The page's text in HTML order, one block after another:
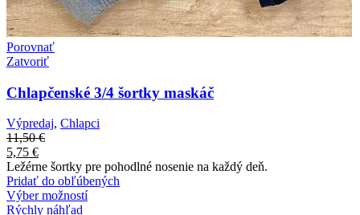
Porovnať
Zatvoriť
Chlapčenské 3/4 šortky maskáč
Výpredaj, Chlapci
11,50€
5,75 €
Ležérne šortky pre pohodlné nosenie na každý deň.
Pridať do obľúbených
Výber možností
Rýchly náhľad